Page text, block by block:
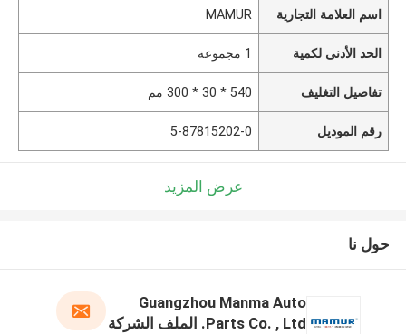
اسم العلامة التجارية MAMUR
الحد الأدنى لكمية 1 مجموعة
تفاصيل التغليف 540 * 30 * 300 مم
رقم الموديل 5-87815202-0
عرض المزيد
حول نا
Guangzhou Manma Auto
Parts Co. , Ltd. الملف الشركة